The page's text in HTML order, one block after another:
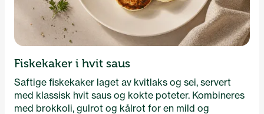
Fiskekaker i hvit saus
Saftige fiskekaker laget av kvitlaks og sei, servert
med klassisk hvit saus og kokte poteter. Kombineres
med brokkoli, gulrot og kålrot for en mild og